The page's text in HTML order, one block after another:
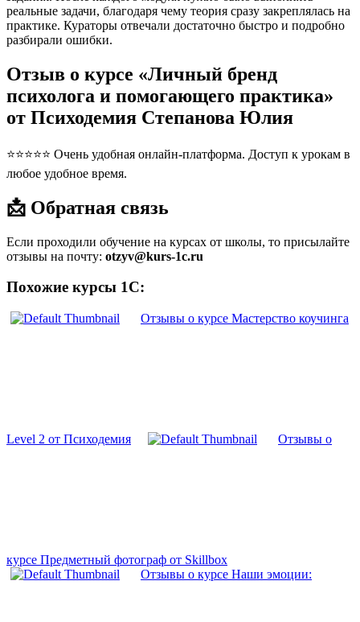
реальные задачи, благодаря чему теория сразу закреплялась на
практике. Кураторы отвечали достаточно быстро и подробно
разбирали ошибки.
Отзыв о курсе «Личный бренд
психолога и помогающего практика»
от Психодемия Степанова Юлия
⭐⭐⭐⭐⭐ Очень удобная онлайн-платформа. Доступ к урокам в
любое удобное время.
📩 Обратная связь
Если проходили обучение на курсах от школы, то присылайте
отзывы на почту: otzyv@kurs-1c.ru
Похожие курсы 1С:
Отзывы о курсе Мастерство коучинга
Level 2 от Психодемия Отзывы о
курсе Предметный фотограф от Skillbox
Отзывы о курсе Наши эмоции: